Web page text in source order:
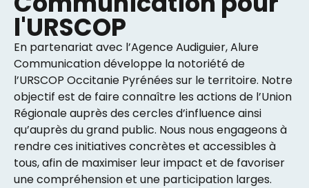
l'URSCOP
En partenariat avec l’Agence Audiguier, Alure
Communication développe la notoriété de
l’URSCOP Occitanie Pyrénées sur le territoire. Notre
objectif est de faire connaître les actions de l’Union
Régionale auprès des cercles d’influence ainsi
qu’auprès du grand public. Nous nous engageons à
rendre ces initiatives concrètes et accessibles à
tous, afin de maximiser leur impact et de favoriser
une compréhension et une participation larges.